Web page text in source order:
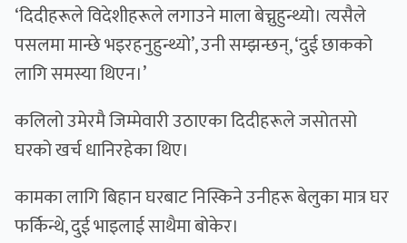
‘दिदीहरूले विदेशीहरूले लगाउने माला बेच्नुहुन्थ्यो। त्यसैले
पसलमा मान्छे भइरहनुहुन्थ्यो’, उनी सम्झन्छन्, ‘दुई छाकको
लागि समस्या थिएन।’
कलिलो उमेरमै जिम्मेवारी उठाएका दिदीहरूले जसोतसो
घरको खर्च धानिरहेका थिए।
कामका लागि बिहान घरबाट निस्किने उनीहरू बेलुका मात्र घर
फर्किन्थे, दुई भाइलाई साथैमा बोकेर।